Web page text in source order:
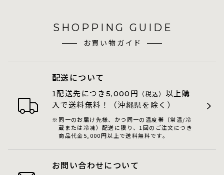
SHOPPING GUIDE
お買い物ガイド
配送について
1配送先につき 5,000 円 （税込） 以上購
入で送料無料！（沖縄県を除く）
同一のお届け先様、かつ同一の温度帯（常温/冷
蔵または冷凍）配送に限り、1回のご注文につき
商品代金5,000円以上で送料無料です。
お問い合わせについて